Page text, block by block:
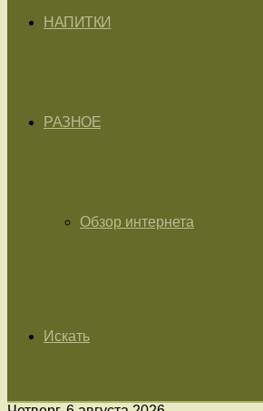
НАПИТКИ
РАЗНОЕ
Обзор интернета
Искать